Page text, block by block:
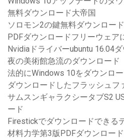
無料ダウンロード大帝国
ソロモン2の鍵無料ダウンロード
PDFダウンロードフリーウェア
Nvidiaドライバーubuntu 16.04
夜の美術館急流のダウンロード
法的にWindows 10をダウンロ
ダウンロードしたフラッシュフ
サムスンギャラクシータブS2
ード
Firestickでダウンロードできる
材料力学第3版PDFダウンロード